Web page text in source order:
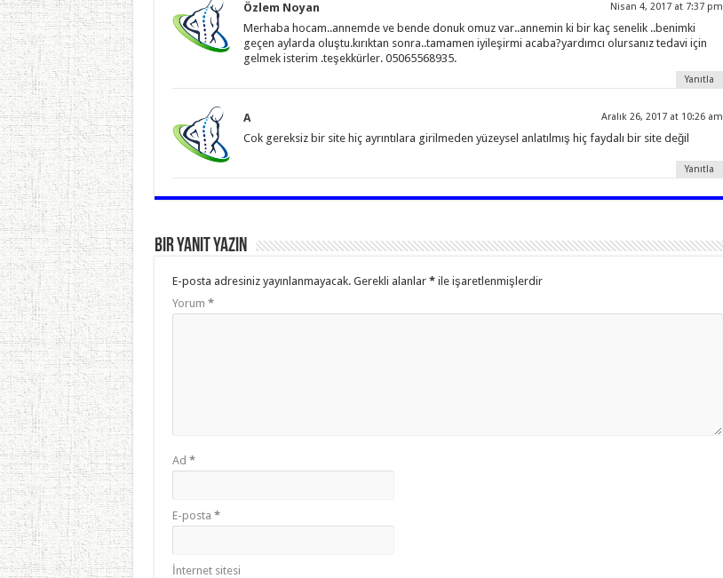
Özlem Noyan Nisan 4, 2017 at 7:37 pm
Merhaba hocam..annemde ve bende donuk omuz var..annemin ki bir kaç senelik ..benimki
geçen aylarda oluştu.kırıktan sonra..tamamen iyileşirmi acaba?yardımcı olursanız tedavi için
gelmek isterim .teşekkürler. 05065568935.
Yanıtla
A Aralık 26, 2017 at 10:26 am
Cok gereksiz bir site hiç ayrıntılara girilmeden yüzeysel anlatılmış hiç faydalı bir site değil
Yanıtla
Bir yanıt yazın
E-posta adresiniz yayınlanmayacak. Gerekli alanlar *ile işaretlenmişlerdir
Yorum *
Ad *
E-posta *
İnternet sitesi